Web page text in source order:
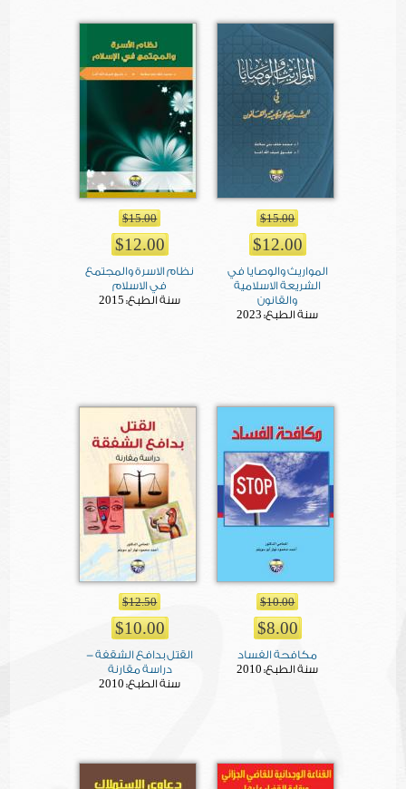
$15.00
$12.00
المواريث والوصايا في
الشريعة الاسلامية
والقانون
سنة الطبع: 2023
$15.00
$12.00
نظام الاسرة والمجتمع
في الاسلام
سنة الطبع: 2015
$10.00
$8.00
مكافحة الفساد
سنة الطبع: 2010
$12.50
$10.00
القتل بدافع الشقفة -
دراسة مقارنة
سنة الطبع: 2010